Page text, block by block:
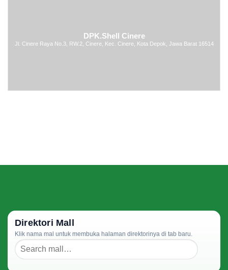
DPK.Shell Cinere
Jl. Cinere Raya No.3, RW.2, Cinere, Kec. Cinere, Kota Depok, Jawa Barat 16514
Direktori Mall
Klik nama mal untuk membuka halaman direktorinya di tab baru.